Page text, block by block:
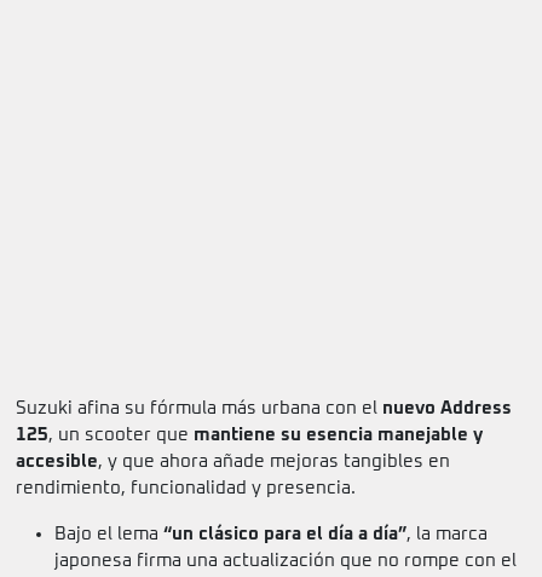
Suzuki afina su fórmula más urbana con el nuevo Address
125, un scooter que mantiene su esencia manejable y
accesible, y que ahora añade mejoras tangibles en
rendimiento, funcionalidad y presencia.
Bajo el lema “un clásico para el día a día”, la marca
japonesa firma una actualización que no rompe con el